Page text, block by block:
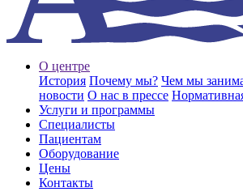
О центре
История Почему мы? Чем мы
новости О нас в прессе
Услуги и программы
Специалисты
Пациентам
Оборудование
Цены
Контакты